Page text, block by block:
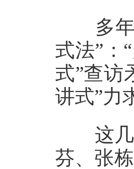
多年
式法”：
式”查访
讲式”力
这几年
芬、张